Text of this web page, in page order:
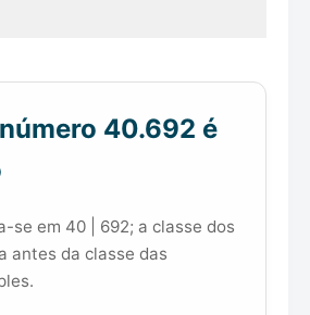
40.692 é
se em 40 | 692; a classe dos
antes da classe das